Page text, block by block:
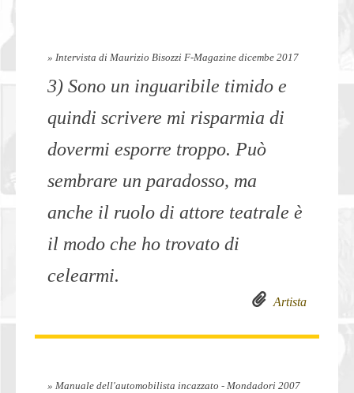
» Intervista di Maurizio Bisozzi F-Magazine dicembe 2017
3) Sono un inguaribile timido e
quindi scrivere mi risparmia di
dovermi esporre troppo. Può
sembrare un paradosso, ma
anche il ruolo di attore teatrale è
il modo che ho trovato di
celearmi.
Artista
» Manuale dell'automobilista incazzato - Mondadori 2007